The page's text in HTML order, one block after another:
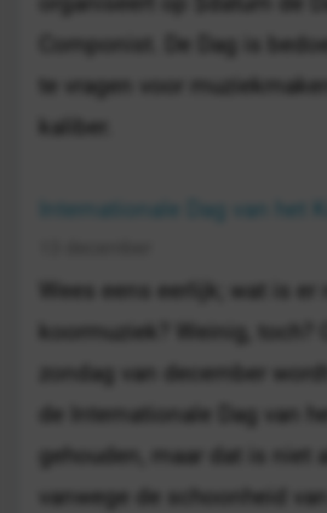
Componist. De Dag is
te vragen voor
kaliber.
Internationale Dag van het
Wees eens eerlijk; wat is er
koormuziek? Weinig, toch?
zondag van december
de Internationale Dag van
gehouden, maar dat is niet
vanwege de schoonheid